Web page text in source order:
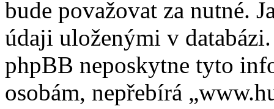
bude považovat za nutné.
údaji uloženými v
phpBB neposkytne tyto
osobám, nepřebírá